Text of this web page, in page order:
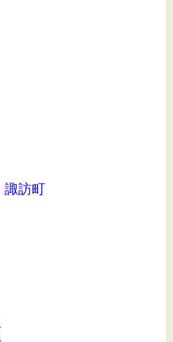
諏訪町